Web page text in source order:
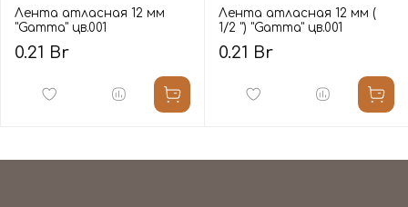
Лента атласная 12 мм
"Gamma" цв.001
0.21 Br
Лента атласная 12 мм (
1/2 ") "Gamma" цв.001
0.21 Br